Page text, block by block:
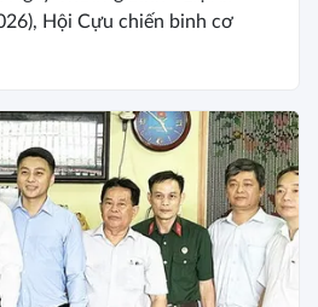
Hội Cựu chiến binh cơ